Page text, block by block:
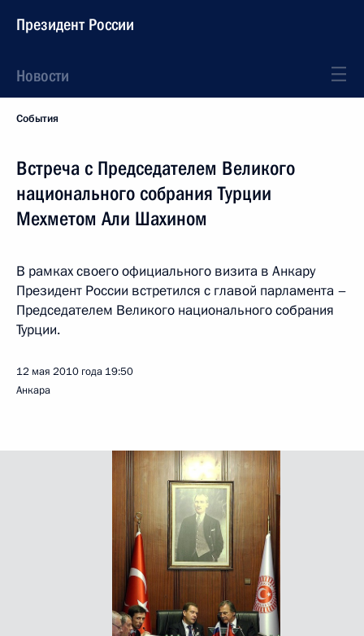
Президент России
Новости
События
Встреча с Председателем Великого
национального собрания Турции
Мехметом Али Шахином
В рамках своего официального визита в Анкару
Президент России встретился с главой парламента –
Председателем Великого национального собрания
Турции.
12 мая 2010 года 19:50
Анкара